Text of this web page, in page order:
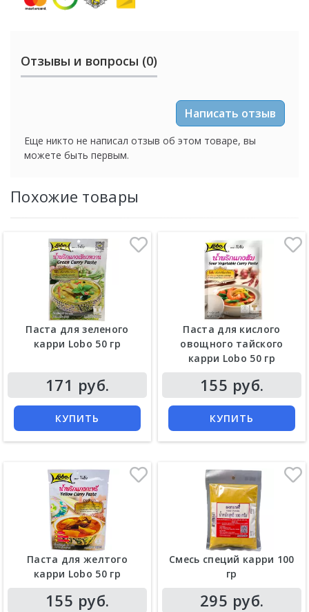
Отзывы и вопросы (0)
Написать отзыв
Еще никто не написал отзыв об этом товаре, вы
можете быть первым.
Похожие товары
Паста для зеленого
карри Lobo 50 гр
171 руб.
КУПИТЬ
Паста для кислого
овощного тайского
карри Lobo 50 гр
155 руб.
КУПИТЬ
Паста для желтого
карри Lobo 50 гр
155 руб.
Смесь специй карри 100
гр
295 руб.